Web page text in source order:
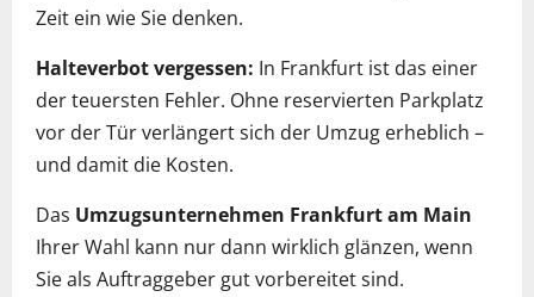
Zeit ein wie Sie denken.
Halteverbot vergessen: In Frankfurt ist das einer
der teuersten Fehler. Ohne reservierten Parkplatz
vor der Tür verlängert sich der Umzug erheblich –
und damit die Kosten.
Das Umzugsunternehmen Frankfurt am Main
Ihrer Wahl kann nur dann wirklich glänzen, wenn
Sie als Auftraggeber gut vorbereitet sind.